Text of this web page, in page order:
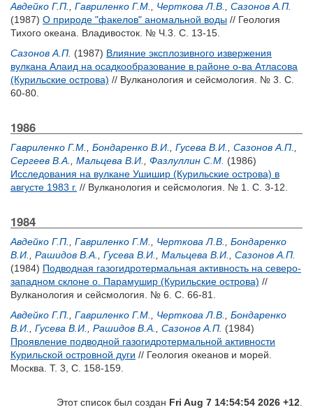
Авдейко Г.П. Гавриленко Г.М. Черткова Л.В.
Сазонов А.П.
(1987) О природе "факелов" аномальной воды // Геология
Тихого океана. Владивосток. № Ч.3. С. 13-15.
Сазонов А.П. (1987) Влияние эксплозивного извержения
вулкана Алаид на осадкообразование в районе о-ва Атласова
(Курильские острова) // Вулканология и сейсмология. № 3. С.
60-80.
1986
Гавриленко Г.М. Бондаренко В.И. Гусева В.И. Сазонов А.П.
Сергеев В.А.
Мальцева В.И. Фазлуллин С.М. (1986)
Исследования на вулкане Ушишир (Курильские острова) в
августе 1983 г. // Вулканология и сейсмология. № 1. С. 3-12.
1984
Авдейко Г.П. Гавриленко Г.М. Черткова Л.В.
Бондаренко
В.И.
Рашидов В.А. Гусева В.И. Мальцева В.И.
Сазонов А.П.
(1984) Подводная газогидротермальная активность на северо-
западном склоне о. Парамушир (Курильские острова) //
Вулканология и сейсмология. № 6. С. 66-81.
Авдейко Г.П.
Гавриленко Г.М. Черткова Л.В.
Бондаренко
В.И.
Гусева В.И. Рашидов В.А. Сазонов А.П. (1984)
Проявление подводной газогидротермальной активности
Курильской островной дуги // Геология океанов и морей.
Москва. Т. 3, С. 158-159.
Этот список был создан Fri Aug 7 14:54:54 2026 +12